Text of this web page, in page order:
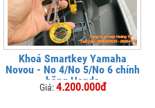
Khoá Smartkey Yamaha
Novou - No 4/No 5/No 6 chính
hãng Honda
Giá:4.200.000đ